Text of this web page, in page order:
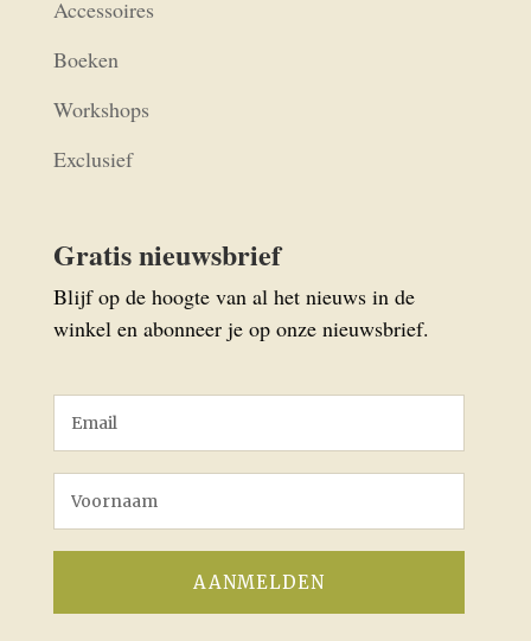
Accessoires
Boeken
Workshops
Exclusief
Gratis nieuwsbrief
Blijf op de hoogte van al het nieuws in de
winkel en abonneer je op onze nieuwsbrief.